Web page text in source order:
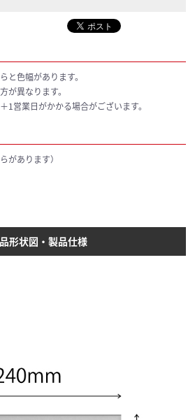
色幅があります。
異なります。
営業日がかかる場合がございます。
があります）
形状図・製品仕様